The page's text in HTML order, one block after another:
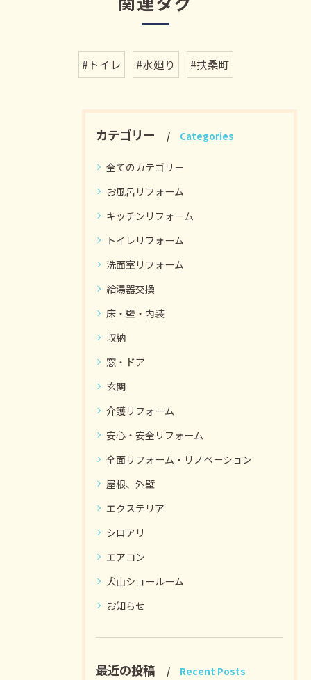
#トイレ #水廻り #扶桑町
カテゴリー Categories
全てのカテゴリー
お風呂リフォーム
キッチンリフォーム
トイレリフォーム
洗面室リフォーム
給湯器交換
床・壁・内装
収納
窓・ドア
玄関
介護リフォーム
安心・安全リフォーム
全面リフォーム・リノベーション
屋根、外壁
エクステリア
シロアリ
エアコン
犬山ショールーム
お知らせ
最近の投稿 Recent Posts